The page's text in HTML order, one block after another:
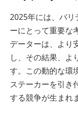
2025年には、バリ
ーにとって重要な
データーは、より
し、その結果、よ
す。この動的な環
ステーカーを引き
する競争が生まれ